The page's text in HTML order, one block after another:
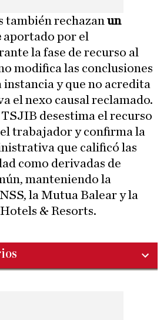
también rechazan un
aportado por el
la fase de recurso al
modifica las conclusiones
instancia y que no acredita
el nexo causal reclamado.
desestima el recurso
trabajador y confirma la
que calificó las
como derivadas de
manteniendo la
la Mutua Balear y la
& Resorts.